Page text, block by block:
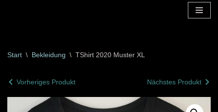
Start \ Bekleidung \ TShirt 2020 Muster XL
Vorheriges Produkt Nächstes Produkt